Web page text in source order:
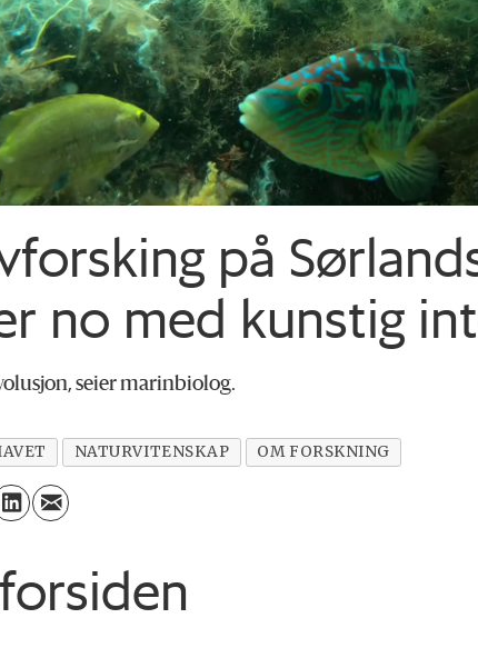
på
no med kunstig
seier marinbiolog.
NATURVITENSKAP OM FORSKNING